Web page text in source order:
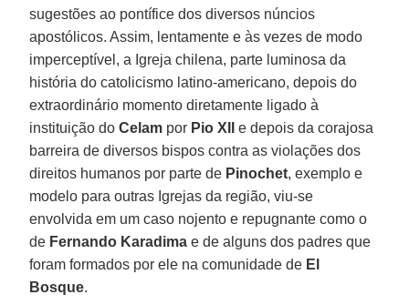
sugestões ao pontífice dos diversos núncios
apostólicos. Assim, lentamente e às vezes de modo
imperceptível, a Igreja chilena, parte luminosa da
história do catolicismo latino-americano, depois do
extraordinário momento diretamente ligado à
instituição doCelam por Pio XII
e depois da corajosa
barreira de diversos bispos contra as violações dos
direitos humanos por parte de Pinochet, exemplo e
modelo para outras Igrejas da região, viu-se
envolvida em um caso nojento e repugnante como o
de Fernando Karadima e de alguns dos padres que
foram formados por ele na comunidade de El
Bosque.